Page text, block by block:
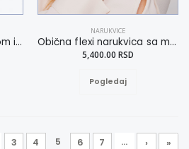
Prsten sa ukrasnim diskom i kamenom 17
NARUKVICE
Obična flexi narukvica sa motivom šapica M
5,400.00 RSD
Pogledaj
3 4 5 6 7 ... › »